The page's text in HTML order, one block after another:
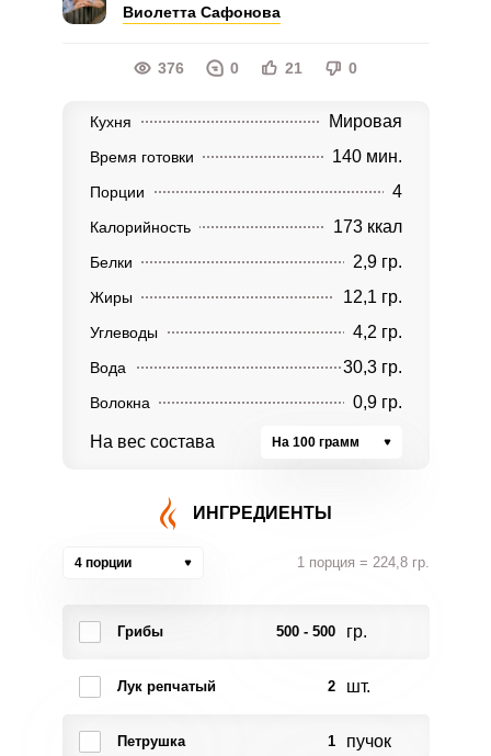
Виолетта Сафонова
376 0 21 0
Кухня Мировая
Время готовки 140 мин.
Порции 4
Калорийность 173 ккал
Белки 2,9 гр.
Жиры 12,1 гр.
Углеводы 4,2 гр.
Вода 30,3 гр.
Волокна 0,9 гр.
На вес состава На 100 грамм
ИНГРЕДИЕНТЫ
4 порции 1 порция = 224,8 гр.
Грибы 500 - 500 гр.
Лук репчатый 2 шт.
Петрушка 1 пучок